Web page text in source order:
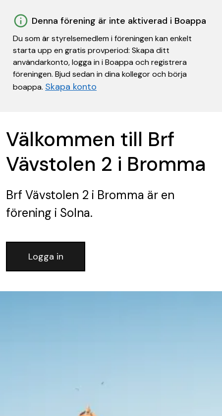
Denna förening är inte aktiverad i Boappa
Du som är styrelsemedlem i föreningen kan enkelt
starta upp en gratis provperiod: Skapa ditt
användarkonto, logga in i Boappa och registrera
föreningen. Bjud sedan in dina kollegor och börja
boappa. Skapa konto
Välkommen till Brf
Vävstolen 2 i Bromma
Brf Vävstolen 2 i Bromma är en
förening i Solna.
Logga in